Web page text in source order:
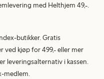
med Helthjem 49,-.
butikker. Gratis
kjøp for 499,- eller mer
leveringsalternativ i kassen.
medlem.